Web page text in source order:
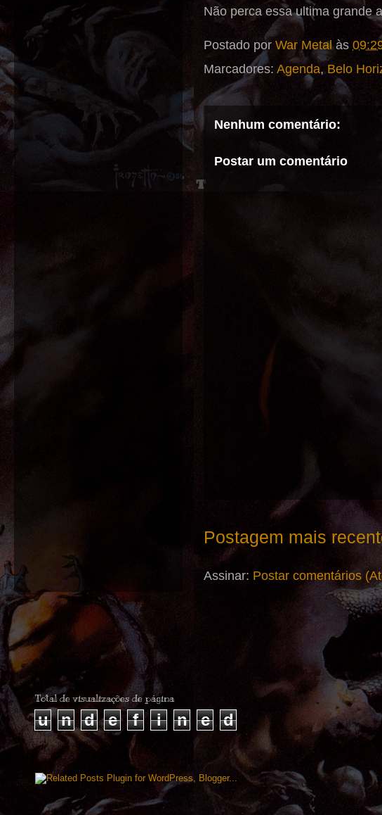
Não perca essa ultima grande
Postado por War Metal às
Marcadores: Agenda, Belo
Nenhum comentário:
Postar um comentário
Postagem mais
Assinar: Postar comentários
Total de visualizações de página
u n d e f i n e d